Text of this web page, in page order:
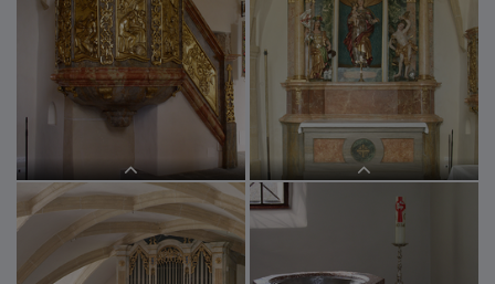
Hochaltarbild vom Heiligen Martin
Innenansicht Parrkirche
Deutschfeistritz